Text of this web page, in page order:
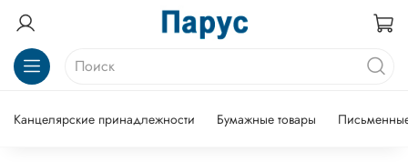
Канцелярские принадлежности Бумажные товары